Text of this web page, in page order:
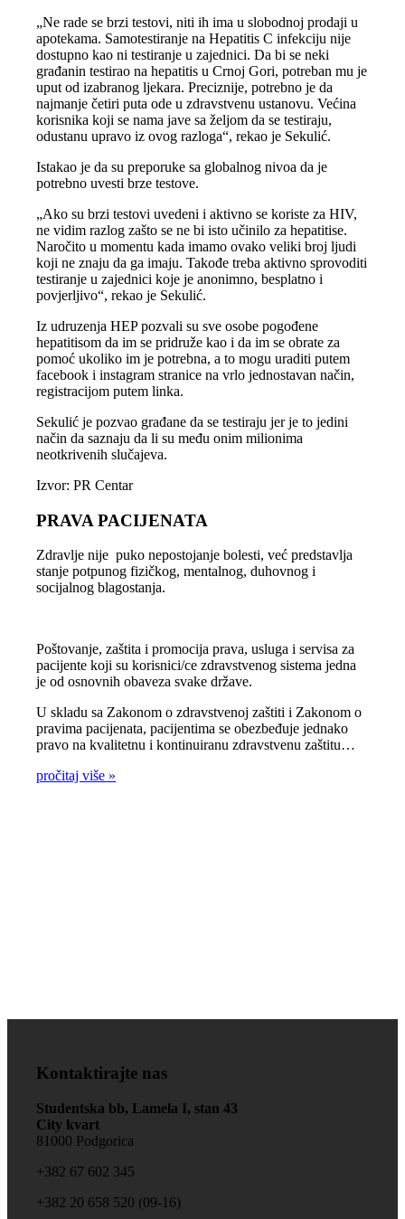
„Ne rade se brzi testovi, niti ih ima u slobodnoj prodaji u
apotekama. Samotestiranje na Hepatitis C infekciju nije
dostupno kao ni testiranje u zajednici. Da bi se neki
građanin testirao na hepatitis u Crnoj Gori, potreban mu je
uput od izabranog ljekara. Preciznije, potrebno je da
najmanje četiri puta ode u zdravstvenu ustanovu. Većina
korisnika koji se nama jave sa željom da se testiraju,
odustanu upravo iz ovog razloga“, rekao je Sekulić.
Istakao je da su preporuke sa globalnog nivoa da je
potrebno uvesti brze testove.
„Ako su brzi testovi uvedeni i aktivno se koriste za HIV,
ne vidim razlog zašto se ne bi isto učinilo za hepatitise.
Naročito u momentu kada imamo ovako veliki broj ljudi
koji ne znaju da ga imaju. Takođe treba aktivno sprovoditi
testiranje u zajednici koje je anonimno, besplatno i
povjerljivo“, rekao je Sekulić.
Iz udruzenja HEP pozvali su sve osobe pogođene
hepatitisom da im se pridruže kao i da im se obrate za
pomoć ukoliko im je potrebna, a to mogu uraditi putem
facebook i instagram stranice na vrlo jednostavan način,
registracijom putem linka.
Sekulić je pozvao građane da se testiraju jer je to jedini
način da saznaju da li su među onim milionima
neotkrivenih slučajeva.
Izvor: PR Centar
PRAVA PACIJENATA
Zdravlje nije puko nepostojanje bolesti, već predstavlja
stanje potpunog fizičkog, mentalnog, duhovnog i
socijalnog blagostanja.
Poštovanje, zaštita i promocija prava, usluga i servisa za
pacijente koji su korisnici/ce zdravstvenog sistema jedna
je od osnovnih obaveza svake države.
U skladu sa Zakonom o zdravstvenoj zaštiti i Zakonom o
pravima pacijenata, pacijentima se obezbeđuje jednako
pravo na kvalitetnu i kontinuiranu zdravstvenu zaštitu…
pročitaj više »
Kontaktirajte nas
Studentska bb, Lamela I, stan 43
City kvart
81000 Podgorica
+‎382 67 602 345
+‎382 20 658 520 (09-16)